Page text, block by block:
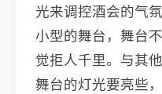
光来调控酒会的气
小型的舞台，舞台
觉拒人千里。与其
舞台的灯光要亮些